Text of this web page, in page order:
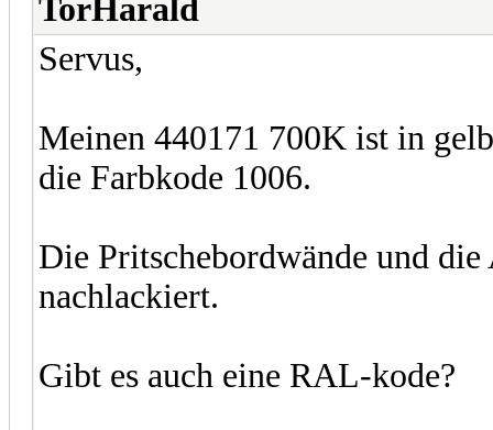
TorHarald
Servus,
Meinen 440171 700K ist in
die Farbkode 1006.
Die Pritschebordwände und
nachlackiert.
Gibt es auch eine RAL-kode?